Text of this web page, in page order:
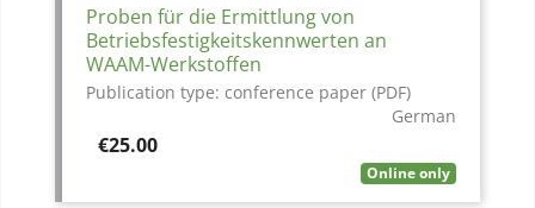
Proben für die Ermittlung von
Betriebsfestigkeitskennwerten an
WAAM-Werkstoffen
Publication type: conference paper (PDF)
German
Price
€25.00
Online only